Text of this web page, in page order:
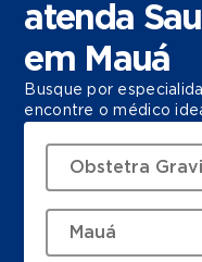
atenda
em Mauá
Busque por
encontre o médico